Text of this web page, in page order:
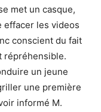
met un casque,
effacer les videos
conscient du fait
répréhensible.
un jeune
une première
informé M.